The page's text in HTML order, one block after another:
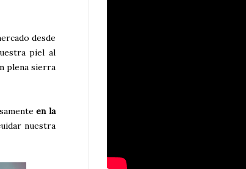
desde
piel al
plena sierra
en la
nuestra